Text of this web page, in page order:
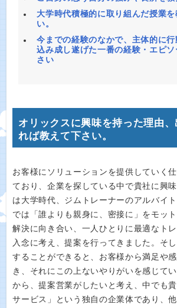
大学時代積極的に取り組んだ授業を
い。
今までの経験のなかで、主体的に行
込み成し遂げた一番の経験・エピ
さい
オリックスに興味を持った理由
れば教えて下さい。
お客様にソリューションを提供していく
ており、企業を探している中で貴社に興
は大学時代、ジムトレーナーのアルバイ
では「誰よりも親身に、密接に」をモッ
解決に向き合い、一人ひとりに最適なト
入念に考え、提案を行ってきました。そ
することができると、お客様から満足や
き、それにこの上ないやりがいを感じて
から、提案営業がしたいと考え、中でも
サービス」という独自の企業体であり、